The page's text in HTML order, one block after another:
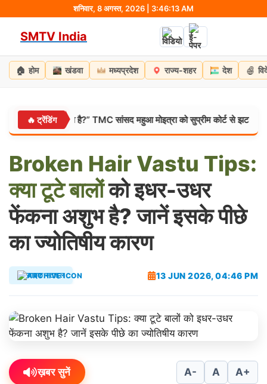
content
शनिवार, 8 अगस्त, 2026 | 3:46:14 AM
SMTV India
🏠 होम खंडवा मध्यप्रदेश राज्य-शहर देश
🔥 ट्रेंडिंग
से डर लगता है?” TMC सांसद महुआ मोइत्रा को सुप्रीम कोर्ट से झटका, याचिका
Broken Hair Vastu Tips:
क्याटूटेबालोंको इधर-उधर
फेंकना अशुभ है? जानें इसके पीछे
का ज्योतिषीय कारण
लाइफ स्टाइल 13 JUN 2026, 04:46 PM
ख़बर सुनें A- A A+